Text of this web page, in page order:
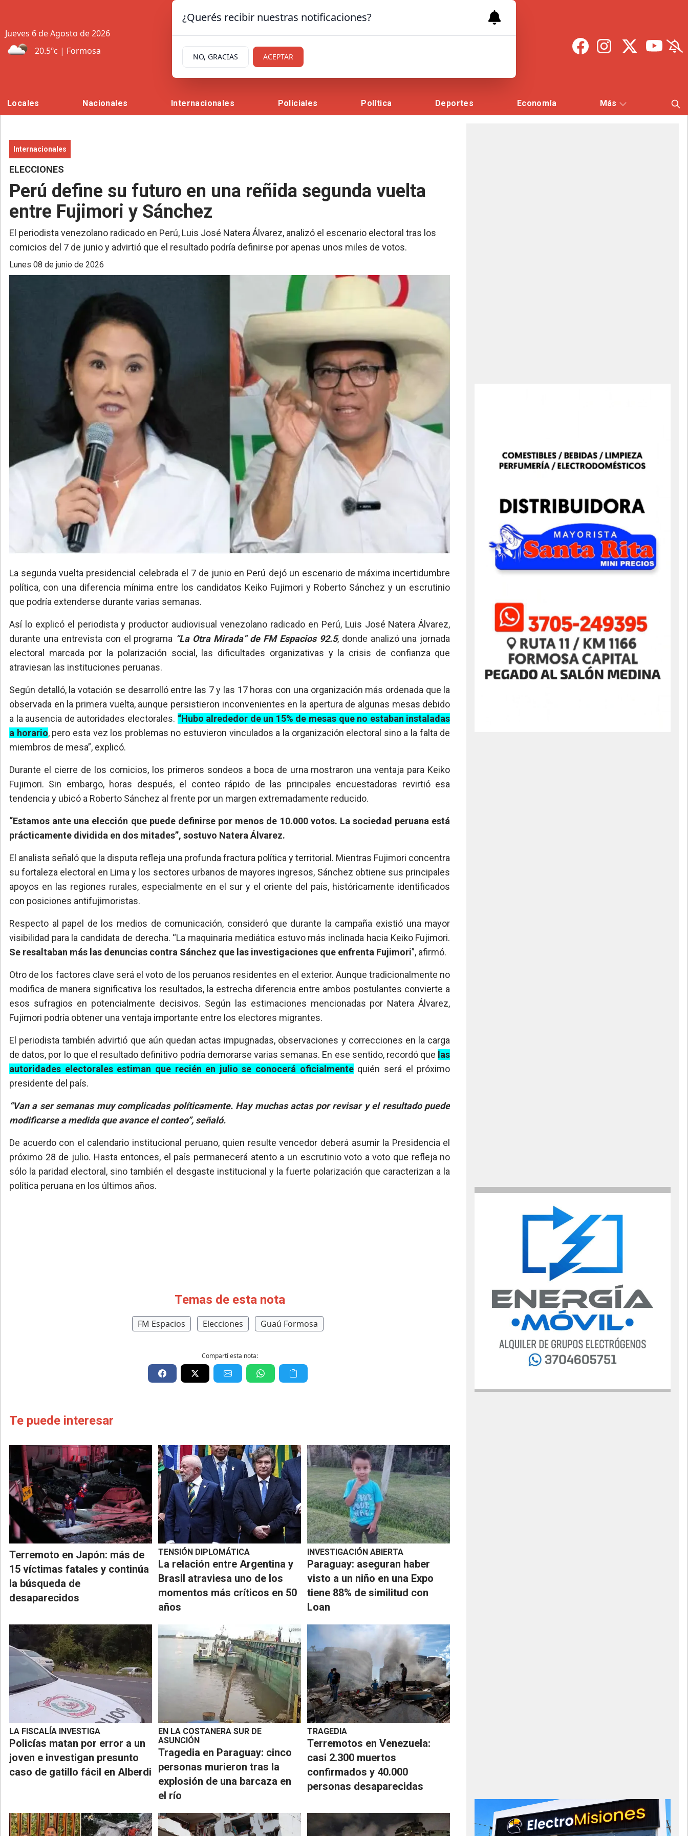
Jueves 6 deAgosto de 2026
20.5ºc | Formosa
Locales Nacionales Internacionales Policiales Política Deportes Economía Más
Internacionales
ELECCIONES
Perú define su futuro en una reñida segunda vuelta
entre Fujimori y Sánchez
El periodista venezolano radicado en Perú, Luis José Natera Álvarez, analizó el escenario electoral tras los
comicios del 7 de junio y advirtió que el resultado podría definirse por apenas unos miles de votos.
lunes 08 de junio de 2026
La segunda vuelta presidencial celebrada el 7 de junio en Perú dejó un escenario de máxima incertidumbre
política, con una diferencia mínima entre los candidatos Keiko Fujimori y Roberto Sánchez y un escrutinio
que podría extenderse durante varias semanas.
Así lo explicó el periodista y productor audiovisual venezolano radicado en Perú, Luis José Natera Álvarez,
durante una entrevista con el programa “La Otra Mirada” de FM Espacios 92.5, donde analizó una jornada
electoral marcada por la polarización social, las dificultades organizativas y la crisis de confianza que
atraviesan las instituciones peruanas.
Según detalló, la votación se desarrolló entre las 7 y las 17 horas con una organización más ordenada que la
observada en la primera vuelta, aunque persistieron inconvenientes en la apertura de algunas mesas debido
a la ausencia de autoridades electorales. “Hubo alrededor de un 15% de mesas que no estaban instaladas
a horario, pero esta vez los problemas no estuvieron vinculados a la organización electoral sino a la falta de
miembros de mesa”, explicó.
Durante el cierre de los comicios, los primeros sondeos a boca de urna mostraron una ventaja para Keiko
Fujimori. Sin embargo, horas después, el conteo rápido de las principales encuestadoras revirtió esa
tendencia y ubicó a Roberto Sánchez al frente por un margen extremadamente reducido.
“Estamos ante una elección que puede definirse por menos de 10.000 votos. La sociedad peruana está
prácticamente dividida en dos mitades”, sostuvo Natera Álvarez.
El analista señaló que la disputa refleja una profunda fractura política y territorial. Mientras Fujimori concentra
su fortaleza electoral en Lima y los sectores urbanos de mayores ingresos, Sánchez obtiene sus principales
apoyos en las regiones rurales, especialmente en el sur y el oriente del país, históricamente identificados
con posiciones antifujimoristas.
Respecto al papel de los medios de comunicación, consideró que durante la campaña existió una mayor
visibilidad para la candidata de derecha. “La maquinaria mediática estuvo más inclinada hacia Keiko Fujimori.
Se resaltaban más las denuncias contra Sánchez que las investigaciones que enfrenta Fujimori”, afirmó.
Otro de los factores clave será el voto de los peruanos residentes en el exterior. Aunque tradicionalmente no
modifica de manera significativa los resultados, la estrecha diferencia entre ambos postulantes convierte a
esos sufragios en potencialmente decisivos. Según las estimaciones mencionadas por Natera Álvarez,
Fujimori podría obtener una ventaja importante entre los electores migrantes.
El periodista también advirtió que aún quedan actas impugnadas, observaciones y correcciones en la carga
de datos, por lo que el resultado definitivo podría demorarse varias semanas. En ese sentido, recordó que las
autoridades electorales estiman que recién en julio se conocerá oficialmente quién será el próximo
presidente del país.
“Van a ser semanas muy complicadas políticamente. Hay muchas actas por revisar y el resultado puede
modificarse a medida que avance el conteo”, señaló.
De acuerdo con el calendario institucional peruano, quien resulte vencedor deberá asumir la Presidencia el
próximo 28 de julio. Hasta entonces, el país permanecerá atento a un escrutinio voto a voto que refleja no
sólo la paridad electoral, sino también el desgaste institucional y la fuerte polarización que caracterizan a la
política peruana en los últimos años.
Temas de esta nota
FM Espacios Elecciones Guaú Formosa
Compartí esta nota:
Te puede interesar
Terremoto en Japón: más de
15 víctimas fatales y continúa
la búsqueda de
desaparecidos
TENSIÓN DIPLOMÁTICA
La relación entre Argentina y
Brasil atraviesa uno de los
momentos más críticos en 50
años
INVESTIGACIÓN ABIERTA
Paraguay: aseguran haber
visto a un niño en una Expo
tiene 88% de similitud con
Loan
LA FISCALÍA INVESTIGA
Policías matan por error a un
joven e investigan presunto
caso de gatillo fácil en Alberdi
EN LA COSTANERA SUR DE
ASUNCIÓN
Tragedia en Paraguay: cinco
personas murieron tras la
explosión de una barcaza en
el río
TRAGEDIA
Terremotos en Venezuela:
casi 2.300 muertos
confirmados y 40.000
personas desaparecidas
¿Querés recibir nuestras notificaciones?
NO, GRACIAS ACEPTAR